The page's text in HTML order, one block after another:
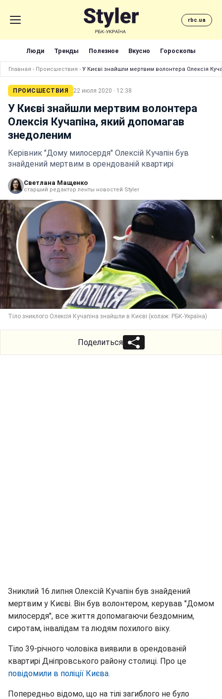
rbc.ua
Люди Тренды Полезное Вкусно Гороскопы
Главная › Происшествия › У Києві знайшли мертвим волонтера Олексія
ПРОИСШЕСТВИЯ 22 июля 2020 · 12:38
У Києві знайшли мертвим волонтера
Олексія Кучапіна, який допомагав
знедоленим
Керівник "Дому милосердя" Олексій Кучапін був
знайдений мертвим в орендованій квартирі
Светлана Мащенко
старший редактор ленты новостей Styler
Тіло зниклого Олексія Кучапіна знайшли в Києві (колаж: РБК-Україна)
Поделиться
Зниклий 16 липня Олексій Кучапін був знайдений
мертвим у Києві. Він був волонтером, керував "Домом
милосердя", все життя допомагаючи бездомним,
сиротам, інвалідам та людям похилого віку.
Тіло 39-річного чоловіка виявили в орендованій
квартирі Дніпровського району столиці. Про це
повідомили в поліції Києва.
Попередньо відомо, що на тілі загиблого не було